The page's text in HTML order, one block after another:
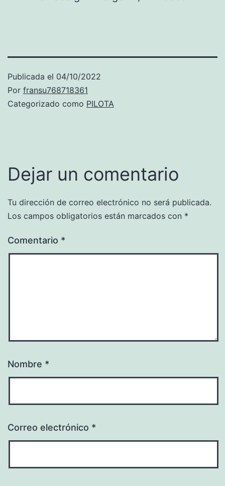
Publicada el 04/10/2022
Por fransu768718361
Categorizado como PILOTA
Dejar un comentario
Tu dirección de correo electrónico no será publicada.
Los campos obligatorios están marcados con *
Comentario *
Nombre *
Correo electrónico *